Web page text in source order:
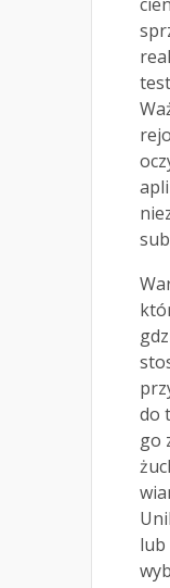
do
go
lub